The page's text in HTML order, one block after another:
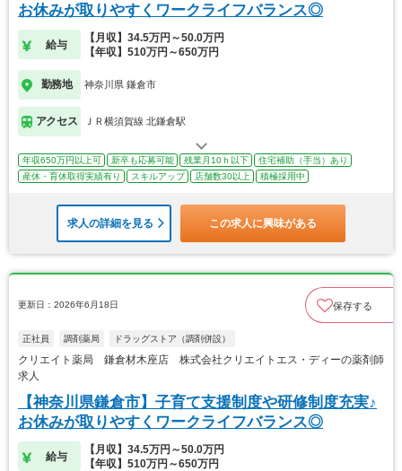
お休みが取りやすくワークライフバランス◎
給与
【月収】34.5万円～50.0万円
【年収】510万円～650万円
勤務地 神奈川県 鎌倉市
アクセス ＪＲ横須賀線 北鎌倉駅
年収650万円以上可 新卒も応募可能 残業月10ｈ以下
住宅補助（手当）あり
産休・育休取得実績有り
スキルアップ 店舗数30以上 積極採用中
求人の詳細を見る この求人に興味がある
更新日：2026年6月18日 保存する
正社員 調剤薬局 ドラッグストア（調剤併設）
クリエイト薬局 鎌倉材木座店 株式会社クリエイトエス・ディーの薬剤師
求人
【神奈川県鎌倉市】子育て支援制度や研修制度充実♪
お休みが取りやすくワークライフバランス◎
給与
【月収】34.5万円～50.0万円
【年収】510万円～650万円